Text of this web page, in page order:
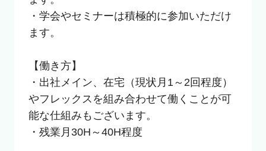
・学会やセミナーは積極的に参加いただけ
ます。
【働き方】
・出社メイン、在宅（現状月1～2回程度）
やフレックスを組み合わせて働くことが可
能な仕組みもございます。
・残業月30H～40H程度